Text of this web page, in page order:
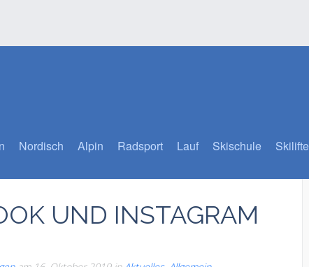
Nordisch Alpin Radsport Lauf Skischule Skilifte
UND INSTAGRAM